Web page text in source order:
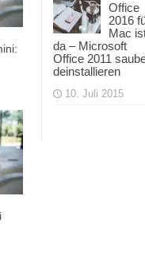
Office
2016
Mac
da – Microsoft
Office 2011
deinstallieren
10. Juli 2015